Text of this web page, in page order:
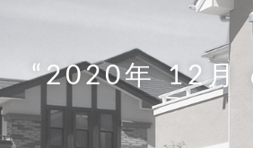
“2020年 12月